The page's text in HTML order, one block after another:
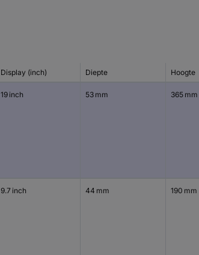
Display (inch) Diepte Hoogte
19 inch 53 mm 365 mm
9.7 inch 44 mm 190 mm